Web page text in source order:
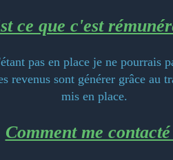
ce que c'est
pas en place je ne pourrais
revenus sont générer grâce
mis en place.
Comment me